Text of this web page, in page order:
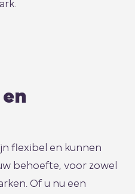
flexibel en kunnen
behoefte, voor zowel
Of u nu een